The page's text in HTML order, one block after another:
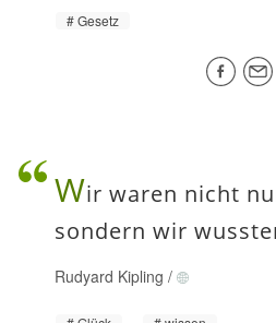
Gesetz
Wir waren nicht
sondern wir
Rudyard Kipling /